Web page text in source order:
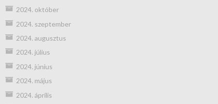
2024. október
2024. szeptember
2024. augusztus
2024. július
2024. június
2024. május
2024. április